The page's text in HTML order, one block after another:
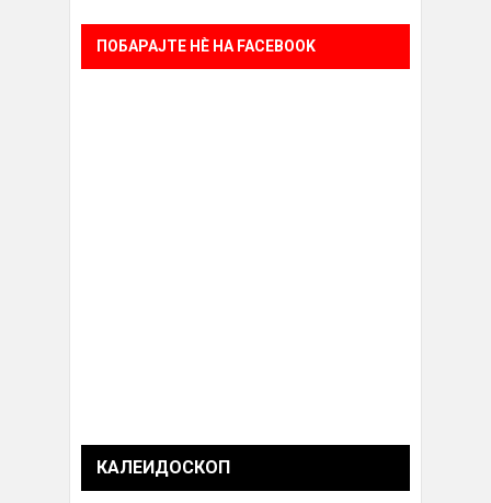
ПОБАРАЈТЕ НÈ НА FACEBOOK
КАЛЕИДОСКОП